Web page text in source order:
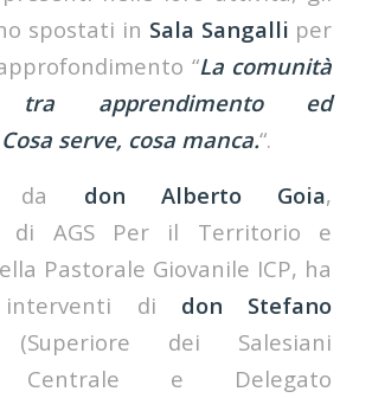
spostati in Sala Sangalli per
“La comunità
tra apprendimento ed
serve, cosa manca.“.
da don Alberto Goia,
di AGS Per il Territorio e
Pastorale Giovanile ICP, ha
di don
Stefano
dei Salesiani
Centrale e Delegato